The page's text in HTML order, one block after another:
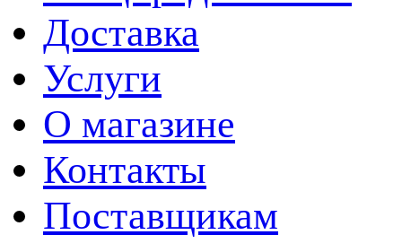
Доставка
Услуги
О магазине
Контакты
Поставщикам